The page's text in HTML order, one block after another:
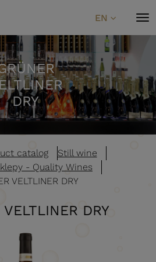
EN
DRY
catalog
Still wine
- Quality Wines
VELTLINER DRY
VELTLINER DRY